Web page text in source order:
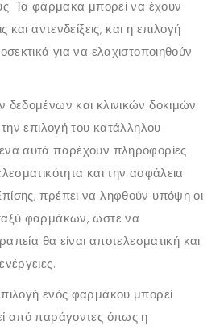
Τα φάρμακα μπορεί να έχουν
και αντενδείξεις, και η επιλογή
για να ελαχιστοποιηθούν
δεδομένων και κλινικών δοκιμών
την επιλογή του κατάλληλου
αυτά παρέχουν πληροφορίες
και την ασφάλεια
πρέπει να ληφθούν υπόψη οι
φαρμάκων, ώστε να
θα είναι αποτελεσματική και
ενός φαρμάκου μπορεί
από παράγοντες όπως η